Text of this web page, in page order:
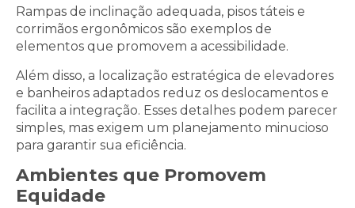
Rampas de inclinação adequada, pisos táteis e
corrimãos ergonômicos são exemplos de
elementos que promovem a acessibilidade.
Além disso, a localização estratégica de elevadores
e banheiros adaptados reduz os deslocamentos e
facilita a integração. Esses detalhes podem parecer
simples, mas exigem um planejamento minucioso
para garantir sua eficiência.
Ambientes que Promovem
Equidade